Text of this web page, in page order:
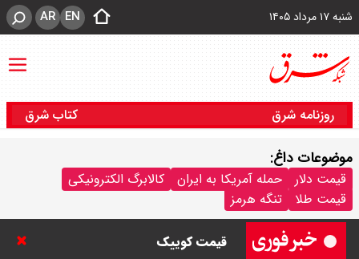
شنبه ۱۷ مرداد ۱۴۰۵ EN
AR
روزنامه شرق کتاب شرق
موضوعات داغ:
قیمت دلار حمله آمریکا به ایران
کالابرگ الکترونیکی
قیمت طلا
تنگه هرمز
قیمت خودرو امروز شنبه ۱۷ مرداد
قیمت کوییک